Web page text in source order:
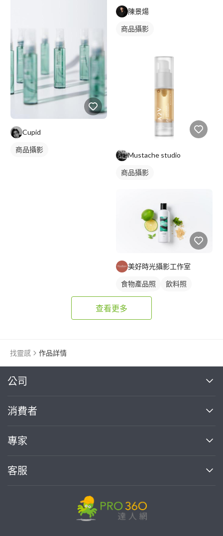
Cupid
商品攝影
陳景煬
商品攝影
Mustache studio
商品攝影
美好時光攝影工作室
食物產品照
飲料照
商品攝影
查看更多
找靈感 作品詳情
公司
關於我們
部落格
加入我們
消費者
買服務
熱門服務
專家
案件中心
客服
繼續完成